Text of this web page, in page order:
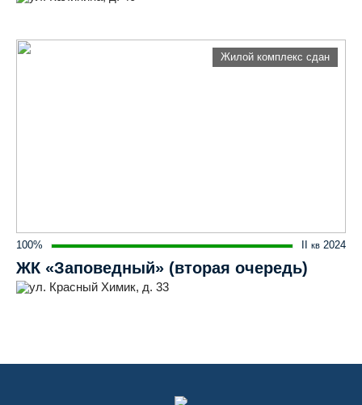
Жилой комплекс сдан
100% II кв 2024
ЖК «Заповедный» (вторая очередь)
ул. Красный Химик, д. 33